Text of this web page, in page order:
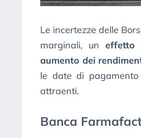
Le incertezze delle
marginali, un effetto
aumento dei
le date di
attraenti.
Banca